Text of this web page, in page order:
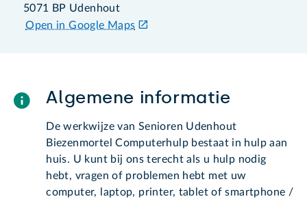
5071 BP Udenhout
Open in Google Maps
Algemene informatie
De werkwijze van Senioren Udenhout
Biezenmortel Computerhulp bestaat in hulp aan
huis. U kunt bij ons terecht als u hulp nodig
hebt, vragen of problemen hebt met uw
computer, laptop, printer, tablet of smartphone /